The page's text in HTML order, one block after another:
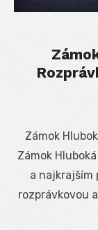
Zámok
Zámok
a najkrajším
rozprávkovou